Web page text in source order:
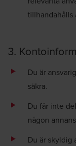
tillhandahålls
3.
Du är
säkra.
Du får inte
någon
Du är skyldig